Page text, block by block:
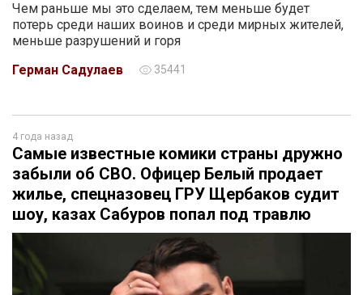
Чем раньше мы это сделаем, тем меньше будет
потерь среди наших воинов и среди мирных жителей,
меньше разрушений и горя
Герман Садулаев
35441
4 года назад
Самые известные комики страны дружно
забыли об СВО. Офицер Белый продает
жилье, спецназовец ГРУ Щербаков судит
шоу, казах Сабуров попал под травлю